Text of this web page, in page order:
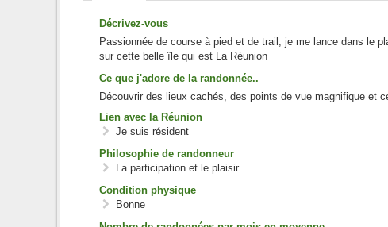
Décrivez-vous
Passionnée de course à pied et de trail, je me lance dans le
sur cette belle île qui est La Réunion
Ce que j'adore de la randonnée..
Découvrir des lieux cachés, des points de vue magnifique et
Lien avec la Réunion
Je suis résident
Philosophie de randonneur
La participation et le plaisir
Condition physique
Bonne